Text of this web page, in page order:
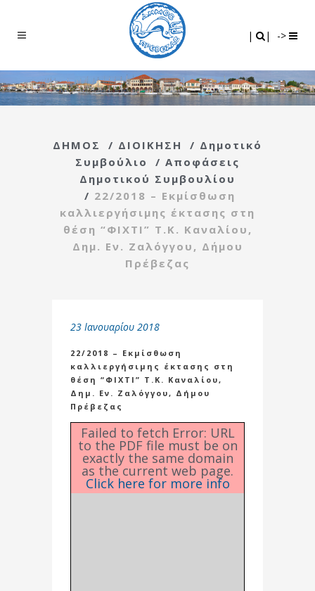
| | ->
ΔΗΜΟΣ / ΔΙΟΙΚΗΣΗ / Δημοτικό
Συμβούλιο
/ Αποφάσεις
Δημοτικού Συμβουλίου
/ 22/2018 – Εκμίσθωση
καλλιεργήσιμης έκτασης στη
θέση “ΦΙΧΤΙ” Τ.Κ. Καναλίου,
Δημ. Εν. Ζαλόγγου, Δήμου
Πρέβεζας
23 Ιανουαρίου 2018
22/2018 – Εκμίσθωση
καλλιεργήσιμης έκτασης στη
θέση “ΦΙΧΤΙ” Τ.Κ. Καναλίου,
Δημ. Εν. Ζαλόγγου, Δήμου
Πρέβεζας
Failed to fetch Error: URL
to the PDF file must be on
exactly the same domain
as the current web page.
Click here for more info